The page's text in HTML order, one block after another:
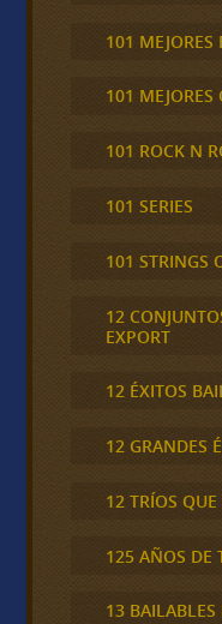
101 MEJORES
101 MEJORES
101 ROCK N
101 SERIES
101 STRINGS
12
EXPORT
12 ÉXITOS
12 GRANDES
12 TRÍOS
125 AÑOS DE
13